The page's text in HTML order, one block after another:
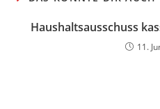
Haushaltsausschuss
11.